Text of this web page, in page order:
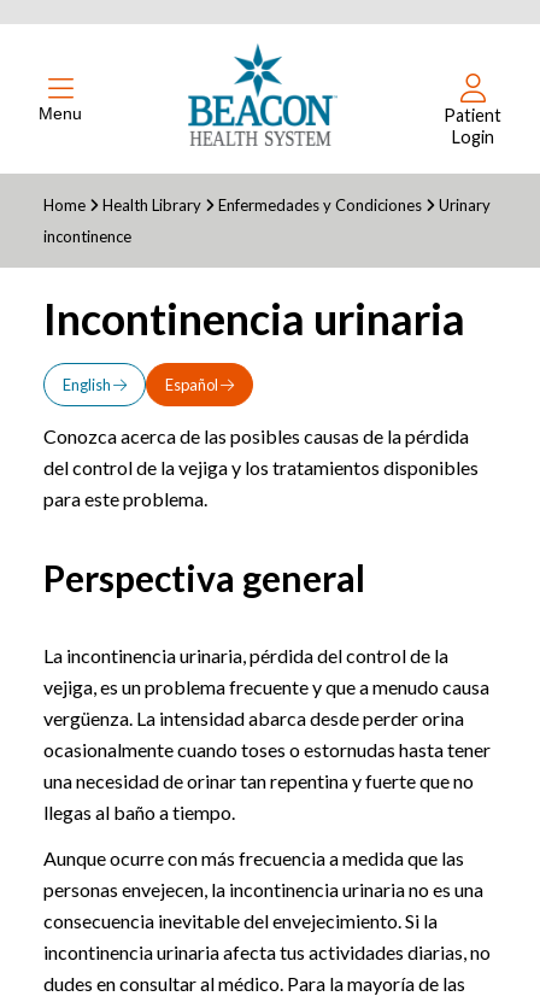
Menu
Patient
Login
Home Health Library Enfermedades y Condiciones
Urinary
incontinence
Incontinencia urinaria
English Español
Conozca acerca de las posibles causas de la pérdida
del control de la vejiga y los tratamientos disponibles
para este problema.
Perspectiva general
La incontinencia urinaria, pérdida del control de la
vejiga, es un problema frecuente y que a menudo causa
vergüenza. La intensidad abarca desde perder orina
ocasionalmente cuando toses o estornudas hasta tener
una necesidad de orinar tan repentina y fuerte que no
llegas al baño a tiempo.
Aunque ocurre con más frecuencia a medida que las
personas envejecen, la incontinencia urinaria no es una
consecuencia inevitable del envejecimiento. Si la
incontinencia urinaria afecta tus actividades diarias, no
dudes en consultar al médico. Para la mayoría de las